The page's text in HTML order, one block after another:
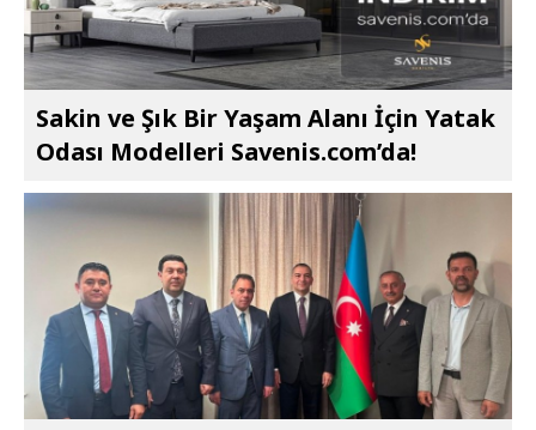
Sakin ve Şık Bir Yaşam Alanı İçin Yatak
Odası Modelleri Savenis.com’da!